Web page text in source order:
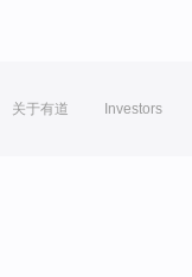
关于有道 Investors